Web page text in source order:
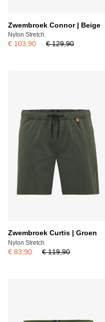
Zwembroek Connor | Beige
Nylon Stretch
€ 103,90 € 129,90
Zwembroek Curtis | Groen
Nylon Stretch
€ 83,90 € 119,90